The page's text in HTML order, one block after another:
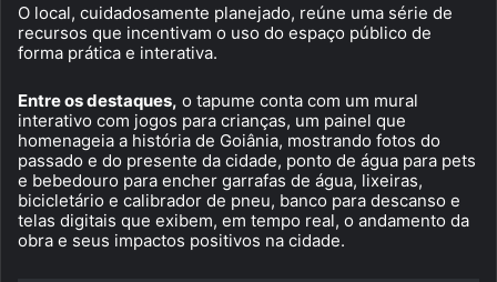
O local, cuidadosamente planejado, reúne uma série de
recursos que incentivam o uso do espaço público de
forma prática e interativa.
Entre os destaques, o tapume conta com um mural
interativo com jogos para crianças, um painel que
homenageia a história de Goiânia, mostrando fotos do
passado e do presente da cidade, ponto de água para pets
e bebedouro para encher garrafas de água, lixeiras,
bicicletário e calibrador de pneu, banco para descanso e
telas digitais que exibem, em tempo real, o andamento da
obra e seus impactos positivos na cidade.